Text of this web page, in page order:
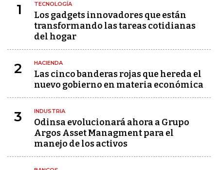
1 TECNOLOGÍA
Los gadgets innovadores que están
transformando las tareas cotidianas
del hogar
2 HACIENDA
Las cinco banderas rojas que hereda el
nuevo gobierno en materia económica
3 INDUSTRIA
Odinsa evolucionará ahora a Grupo
Argos Asset Managment para el
manejo de los activos